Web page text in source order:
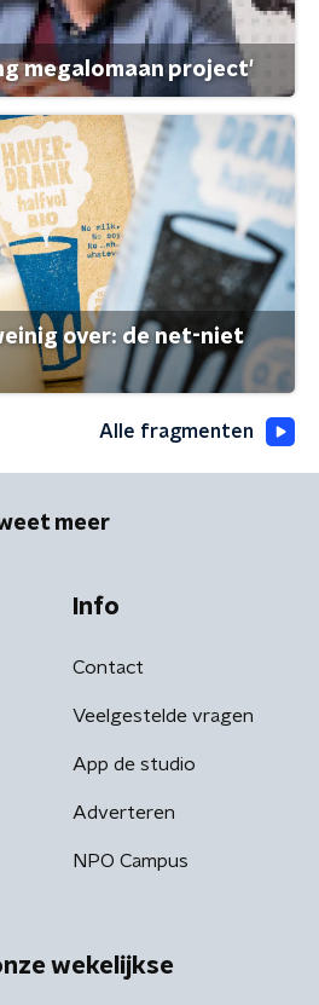
megalomaan project'
over: de net-niet
Alle fragmenten
meer
Info
Contact
Veelgestelde vragen
App de studio
Adverteren
NPO Campus
wekelijkse